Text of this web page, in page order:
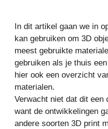
In dit artikel gaan we in
kan gebruiken om 3D
meest gebruikte
gebruiken als je thuis
hier ook een overzicht
materialen.
Verwacht niet dat dit een
want de ontwikkelingen
andere soorten 3D print